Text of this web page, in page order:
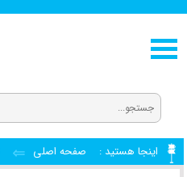
اینجا هستید : صفحه اصلی